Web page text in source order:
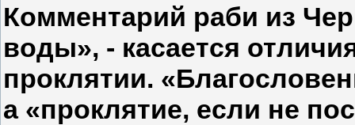
Комментарий раби из
воды», - касается
проклятии.
а «проклятие, если не